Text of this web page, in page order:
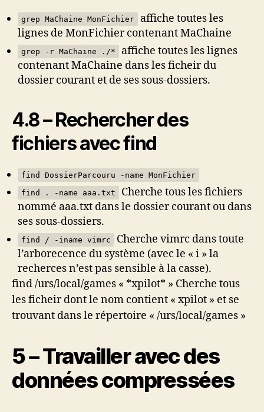
grep MaChaine MonFichier
affiche toutes les
lignes de MonFichier contenant MaChaine
grep -r MaChaine ./*
affiche toutes les lignes
contenant MaChaine dans les ficheir du
dossier courant et de ses sous-dossiers.
4.8 – Rechercher des
fichiers avec find
find DossierParcouru -name MonFichier
find . -name aaa.txt
Cherche tous les fichiers
nommé aaa.txt dans le dossier courant ou dans
ses sous-dossiers.
find / -iname vimrc
Cherche vimrc dans toute
l’arborecence du système (avec le « i » la
recherces n’est pas sensible à la casse).
find /urs/local/games « *xpilot* » Cherche tous
les ficheir dont le nom contient « xpilot » et se
trouvant dans le répertoire « /urs/local/games »
5 – Travailler avec des
données compressées